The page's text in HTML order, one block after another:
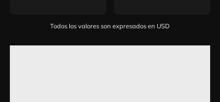
Todos los valores son expresados en USD